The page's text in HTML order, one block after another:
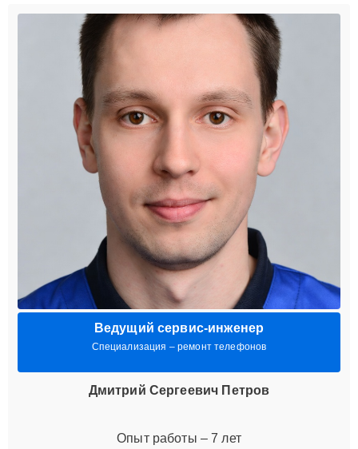
Ведущий сервис-инженер
Специализация – ремонт телефонов
Дмитрий Сергеевич Петров
Опыт работы – 7 лет